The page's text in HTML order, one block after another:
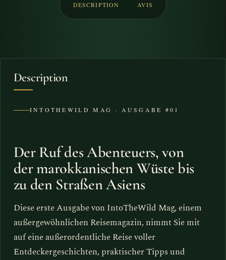
DESCRIPTION AVIS
Description
INTOTHEWILD MAG · AUSGABE #01
Der Ruf des Abenteuers, von
der marokkanischen Wüste bis
zu den Straßen Asiens
Diese erste Ausgabe von IntoTheWild Mag, einem
außergewöhnlichen Reisemagazin, nimmt Sie mit
auf eine außerordentliche Reise voller
Entdeckergeschichten, praktischer Tipps und